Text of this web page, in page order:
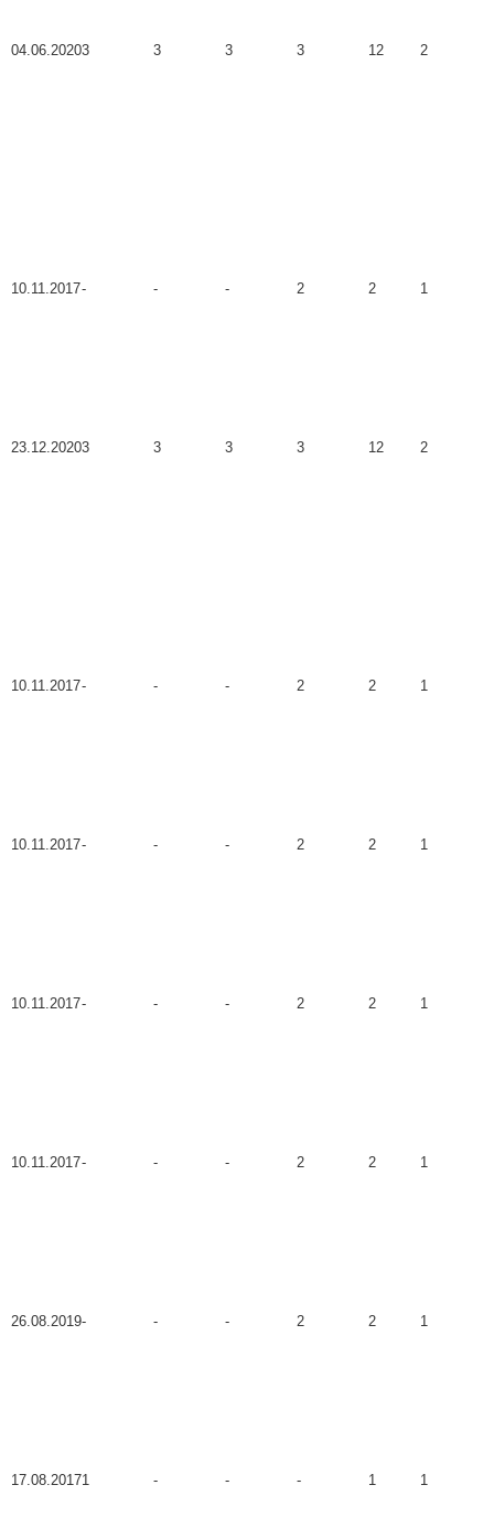
04.06.20203 3 3 3 12 2
10.11.2017- - - 2 2 1
23.12.20203 3 3 3 12 2
10.11.2017- - - 2 2 1
10.11.2017- - - 2 2 1
10.11.2017- - - 2 2 1
10.11.2017- - - 2 2 1
26.08.2019- - - 2 2 1
17.08.20171 - - - 1 1